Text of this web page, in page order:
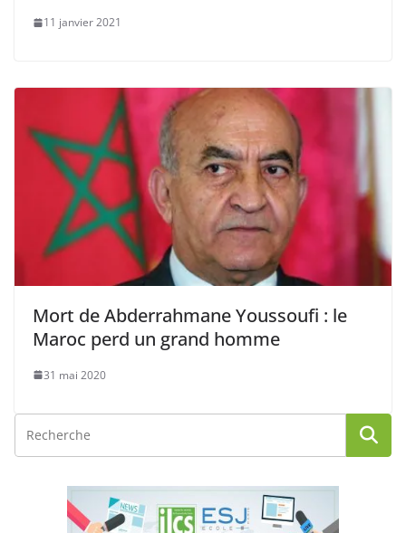
11 janvier 2021
Mort de Abderrahmane Youssoufi : le
Maroc perd un grand homme
31 mai 2020